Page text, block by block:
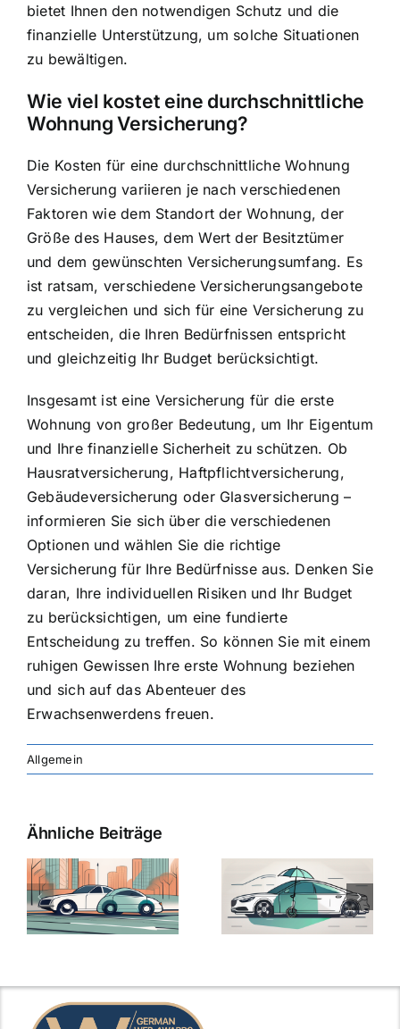
bietet Ihnen den notwendigen Schutz und die
finanzielle Unterstützung, um solche Situationen
zu bewältigen.
Wie viel kostet eine durchschnittliche
Wohnung Versicherung?
Die Kosten für eine durchschnittliche Wohnung
Versicherung variieren je nach verschiedenen
Faktoren wie dem Standort der Wohnung, der
Größe des Hauses, dem Wert der Besitztümer
und dem gewünschten Versicherungsumfang. Es
ist ratsam, verschiedene Versicherungsangebote
zu vergleichen und sich für eine Versicherung zu
entscheiden, die Ihren Bedürfnissen entspricht
und gleichzeitig Ihr Budget berücksichtigt.
Insgesamt ist eine Versicherung für die erste
Wohnung von großer Bedeutung, um Ihr Eigentum
und Ihre finanzielle Sicherheit zu schützen. Ob
Hausratversicherung, Haftpflichtversicherung,
Gebäudeversicherung oder Glasversicherung –
informieren Sie sich über die verschiedenen
Optionen und wählen Sie die richtige
Versicherung für Ihre Bedürfnisse aus. Denken Sie
daran, Ihre individuellen Risiken und Ihr Budget
zu berücksichtigen, um eine fundierte
Entscheidung zu treffen. So können Sie mit einem
ruhigen Gewissen Ihre erste Wohnung beziehen
und sich auf das Abenteuer des
Erwachsenwerdens freuen.
Allgemein
Ähnliche Beiträge